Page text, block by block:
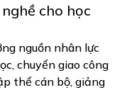
cho học
nguồn nhân lực
chuyển giao công
thể cán bộ, giảng